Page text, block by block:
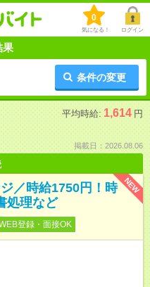
0
気になる！ ログイン
果
条件の変更
平均時給: 1,614 円
掲載日：2026.08.06
NEW
／時給1750円！時
処理など
登録・面接OK